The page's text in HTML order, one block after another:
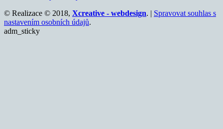
© Realizace © 2018, Xcreative - webdesign. | Spravovat souhlas s
nastavením osobních údajů.
adm_sticky